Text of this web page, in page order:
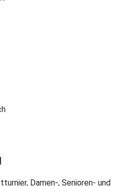
Damen-, Senioren- und